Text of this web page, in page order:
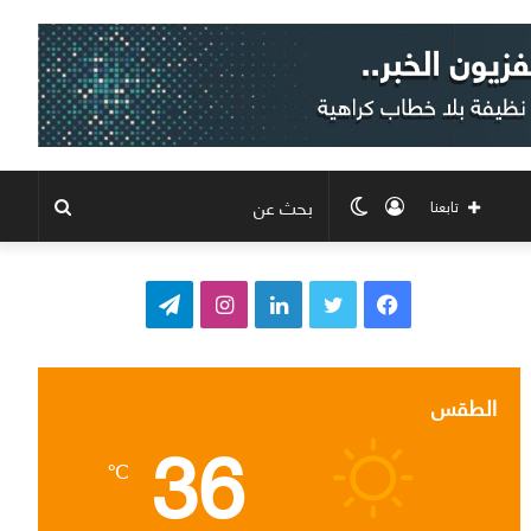
الوضع
المظلم
تسجيل
الدخول
تابعنا
ف
ب
و
ق
ت
ر
الطقس 36
℃